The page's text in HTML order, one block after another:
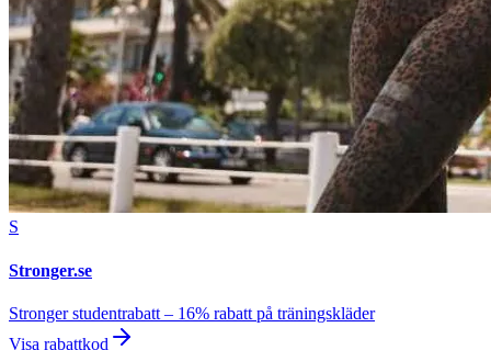
S
Stronger.se
Stronger studentrabatt – 16% rabatt på träningskläder
Visa rabattkod